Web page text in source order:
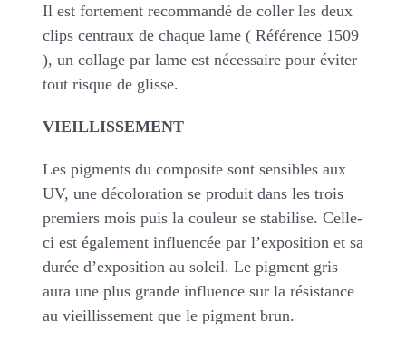
Il est fortement recommandé de coller les deux
clips centraux de chaque lame ( Référence 1509
), un collage par lame est nécessaire pour éviter
tout risque de glisse.
VIEILLISSEMENT
Les pigments du composite sont sensibles aux
UV, une décoloration se produit dans les trois
premiers mois puis la couleur se stabilise. Celle-
ci est également influencée par l’exposition et sa
durée d’exposition au soleil. Le pigment gris
aura une plus grande influence sur la résistance
au vieillissement que le pigment brun.